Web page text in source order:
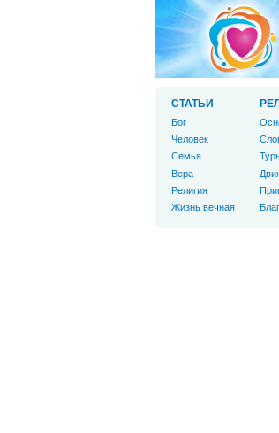
СТАТЬИ
Бог
Человек
Cемья
Вера
Религия
Жизнь вечная